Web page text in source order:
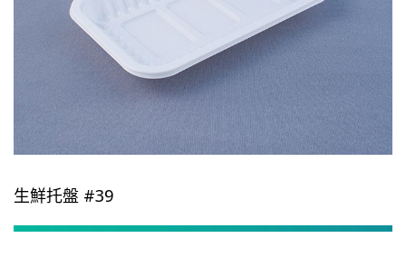
生鮮托盤 #39